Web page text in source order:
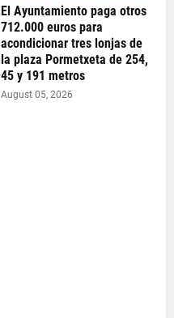
El Ayuntamiento paga otros
712.000 euros para
acondicionar tres lonjas de
la plaza Pormetxeta de 254,
45 y 191 metros
August 05, 2026